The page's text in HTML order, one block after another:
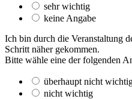
sehr wichtig
keine Angabe
Ich bin durch die Veranstaltung
Schritt näher gekommen.
Bitte wähle eine der folgenden
überhaupt nicht
nicht wichtig